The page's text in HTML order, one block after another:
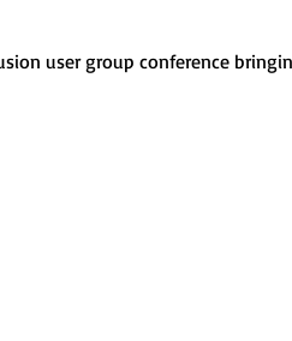
user group conference